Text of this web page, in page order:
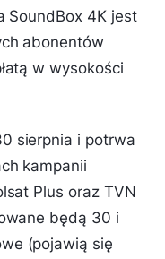
SoundBox 4K jest
abonentów
w wysokości
sierpnia i potrwa
kampanii
Plus oraz TVN
będą 30 i
(pojawią się